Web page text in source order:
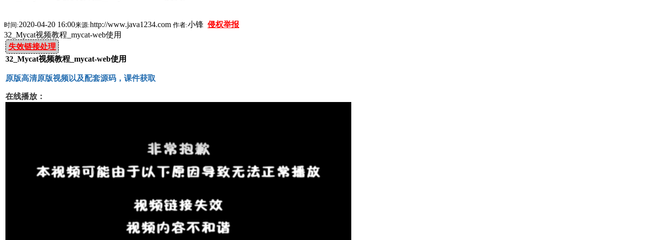
时间:2020-04-20 16:00来源:http://www.java1234.com 作者:小锋 侵权举报
32_Mycat视频教程_mycat-web使用
失效链接处理
32_Mycat视频教程_mycat-web使用
原版高清原版视频以及配套源码，课件获取
在线播放：